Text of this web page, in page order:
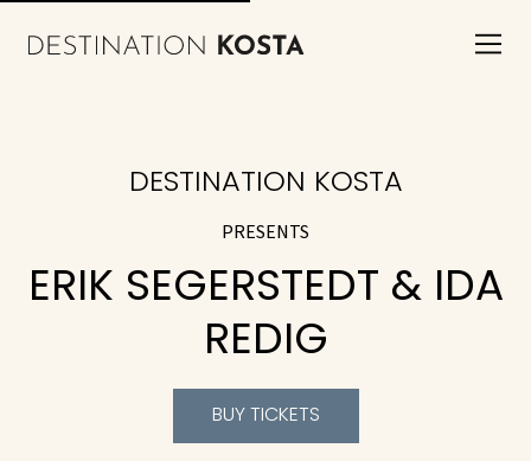
DESTINATION KOSTA
PRESENTS
ERIK SEGERSTEDT & IDA
REDIG
BUY TICKETS